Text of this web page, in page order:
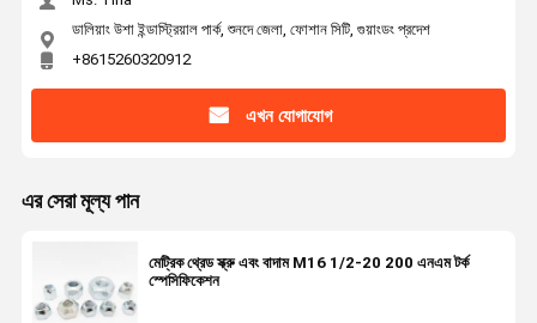
ডালিয়াং উশা ইন্ডাস্ট্রিয়াল পার্ক, শুনদে জেলা, ফোশান সিটি, গুয়াংডং প্রদেশ
+8615260320912
এখন যোগাযোগ
এর সেরা মূল্য পান
মেট্রিক থ্রেড স্ক্রু এবং বাদাম M16 1/2-20 200 এনএম টর্ক
স্পেসিফিকেশন